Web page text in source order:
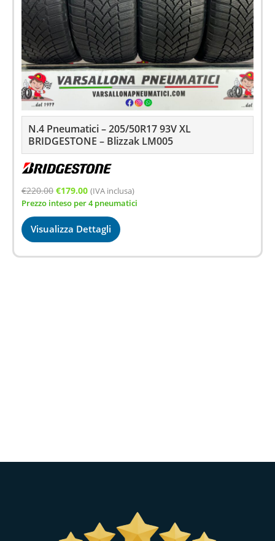
N.4 Pneumatici – 205/50R17 93V XL
BRIDGESTONE – Blizzak LM005
€220.00 Il
prezzo
€220.00.
€179.00Il
prezzo
attuale
€179.00.
(IVA inclusa)
Prezzo inteso per 4 pneumatici
Visualizza Dettagli